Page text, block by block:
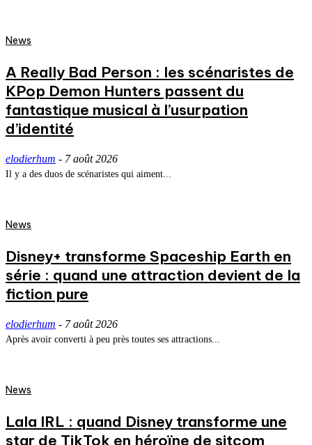
News
A Really Bad Person : les scénaristes de
KPop Demon Hunters passent du
fantastique musical à l’usurpation
d’identité
elodierhum - 7 août 2026
Il y a des duos de scénaristes qui aiment...
News
Disney+ transforme Spaceship Earth en
série : quand une attraction devient de la
fiction pure
elodierhum - 7 août 2026
Après avoir converti à peu près toutes ses attractions...
News
Lala IRL : quand Disney transforme une
star de TikTok en héroïne de sitcom